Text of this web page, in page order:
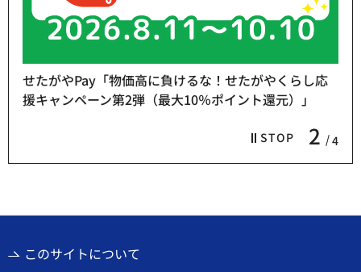
STOP 2 4
せたがやPay「物価高に負けるな！せたがやくらし応
援キャンペーン第2弾（最大10％ポイント還元）」
このサイトについて